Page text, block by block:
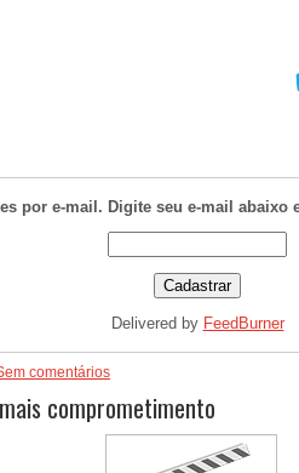
por e-mail. Digite seu e-mail abaixo
Delivered by FeedBurner
comentários
comprometimento